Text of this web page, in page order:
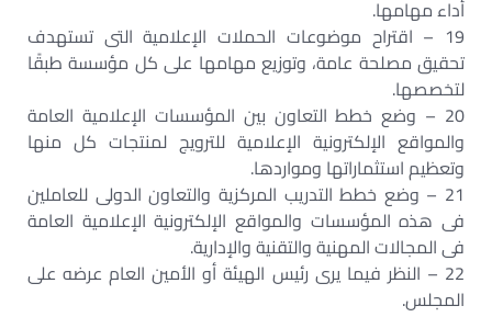
أداء مهامها.
19 – اقتراح موضوعات الحملات الإعلامية التى تستهدف
تحقيق مصلحة عامة، وتوزيع مهامها على كل مؤسسة طبقًا
لتخصصها.
20 – وضع خطط التعاون بين المؤسسات الإعلامية العامة
والمواقع الإلكترونية الإعلامية للترويج لمنتجات كل منها
وتعظيم استثماراتها ومواردها.
21 – وضع خطط التدريب المركزية والتعاون الدولى للعاملين
فى هذه المؤسسات والمواقع الإلكترونية الإعلامية العامة
فى المجالات المهنية والتقنية والإدارية.
22 – النظر فيما يرى رئيس الهيئة أو الأمين العام عرضه على
المجلس.